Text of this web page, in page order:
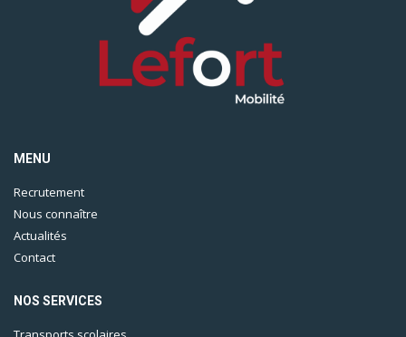
MENU
Recrutement
Nous connaître
Actualités
Contact
NOS SERVICES